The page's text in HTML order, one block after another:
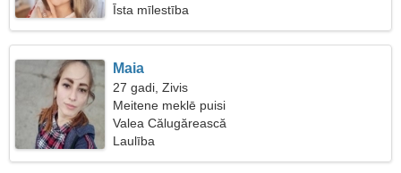
Īsta mīlestība
Maia
27 gadi, Zivis
Meitene meklē puisi
Valea Călugărească
Laulība